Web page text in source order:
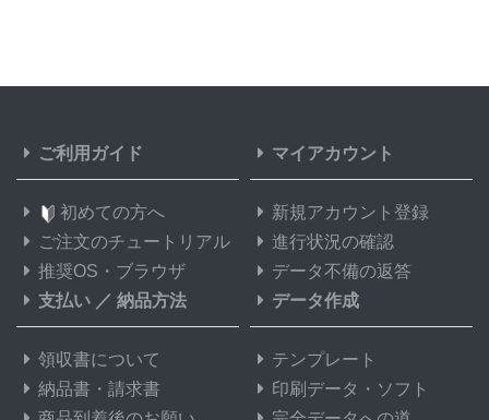
ご利用ガイド
初めての方へ
ご注文のチュートリアル
推奨OS・ブラウザ
マイアカウント
新規アカウント登録
進行状況の確認
データ不備の返答
支払い ／ 納品方法
領収書について
納品書・請求書
データ作成
テンプレート
印刷データ・ソフト